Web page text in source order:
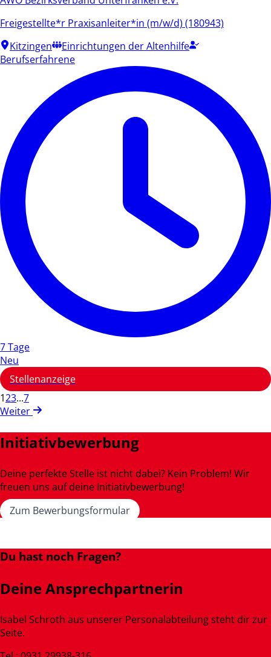
Freigestellte*r Praxisanleiter*in (m/w/d) (180943)
Kitzingen
Einrichtungen der Altenhilfe
Berufserfahrene
7 Tage
Neu
Stellenanzeige
123...7
Weiter
Initiativbewerbung
Deine perfekte Stelle ist nicht dabei? Kein Problem! Wir
freuen uns auf deine Initiativbewerbung!
Zum Bewerbungsformular
Du hast noch Fragen?
Deine Ansprechpartnerin
Isabel Schroth aus unserer Personalabteilung steht dir zur
Seite.